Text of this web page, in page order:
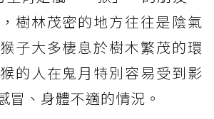
樹林茂密的地方往往是陰氣
子大多棲息於樹木繁茂的環
的人在鬼月特別容易受到影
冒、身體不適的情況。